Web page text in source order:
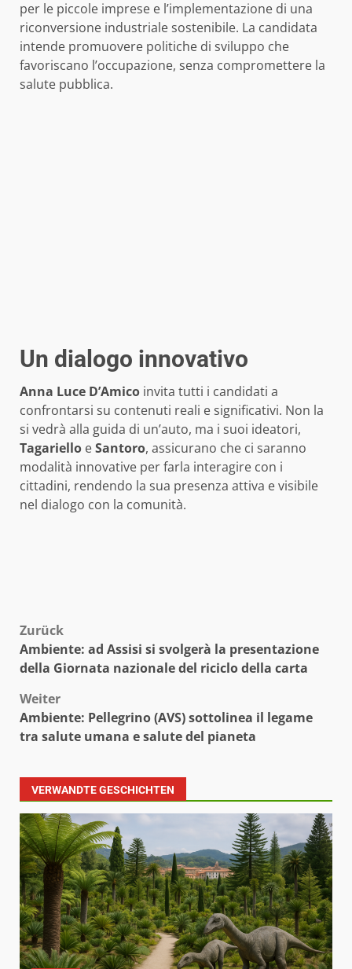
per le piccole imprese e l’implementazione di una
riconversione industriale sostenibile. La candidata
intende promuovere politiche di sviluppo che
favoriscano l’occupazione, senza compromettere la
salute pubblica.
Un dialogo innovativo
Anna Luce D’Amico invita tutti i candidati a
confrontarsi su contenuti reali e significativi. Non la
si vedrà alla guida di un’auto, ma i suoi ideatori,
Tagariello eSantoro, assicurano che ci saranno
modalità innovative per farla interagire con i
cittadini, rendendo la sua presenza attiva e visibile
nel dialogo con la comunità.
Beitragsnavigation
Zurück
Ambiente: ad Assisi si svolgerà la presentazione
della Giornata nazionale del riciclo della carta
Weiter
Ambiente: Pellegrino (AVS) sottolinea il legame
tra salute umana e salute del pianeta
VERWANDTE GESCHICHTEN